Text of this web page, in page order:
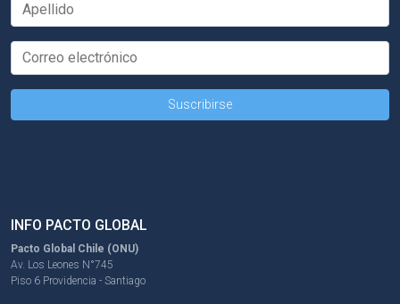
INFO PACTO GLOBAL
Pacto Global Chile (ONU)
Av. Los Leones N°745
Piso 6 Providencia - Santiago